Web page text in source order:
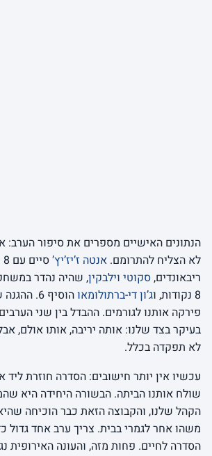
הנתונים האישיים מספרים את סיפור
לא הצליח להתרומם. אנטה ז’יז’יץ’
ריבאונדים,סקוטי וילבקין, שהיה נהדר
8 נקודות, ו
ג’ון די-ברתולומאו
הוסיף 6.
פירקה אותנו לגורמים. ההבדל בין שני
בעיקר בצד שלנו: אותה יריבה, אותו אולם,
לא תפקדה בכלל.
עכשיו אין יותר חישובים: הסדרה חוזרת ליד
שולח אותנו הביתה. הבשורה היחידה היא
הקהל שלנו, והקבוצה הזאת כבר הוכיחה
משהו אחר לגמרי בבית. צריך ערב אחד גדול
הסדרה לחיים. פחות מזה, והעונה האירופית